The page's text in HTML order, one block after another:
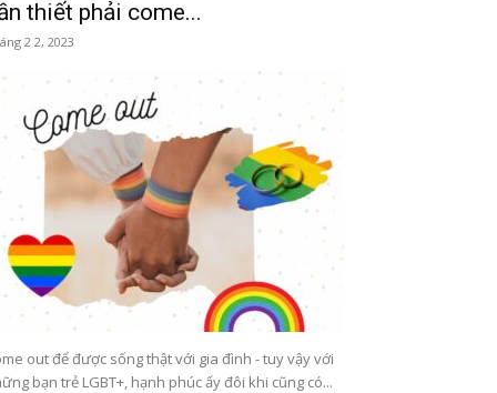
thiết phải come...
2 2, 2023
out để được sống thật với gia đình - tuy vậy với
bạn trẻ LGBT+, hạnh phúc ấy đôi khi cũng có...